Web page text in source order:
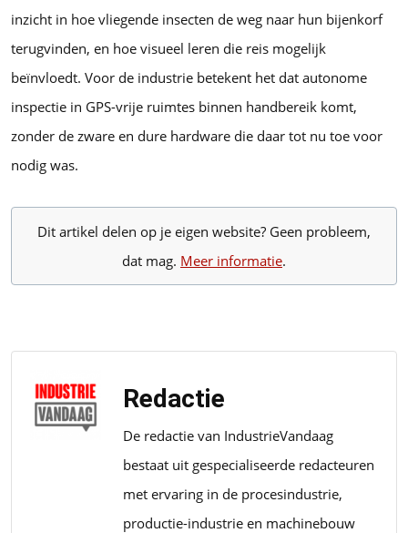
inzicht in hoe vliegende insecten de weg naar hun bijenkorf
terugvinden, en hoe visueel leren die reis mogelijk
beïnvloedt. Voor de industrie betekent het dat autonome
inspectie in GPS-vrije ruimtes binnen handbereik komt,
zonder de zware en dure hardware die daar tot nu toe voor
nodig was.
Dit artikel delen op je eigen website? Geen probleem,
dat mag. Meer informatie.
Redactie
De redactie van IndustrieVandaag
bestaat uit gespecialiseerde redacteuren
met ervaring in de procesindustrie,
productie-industrie en machinebouw